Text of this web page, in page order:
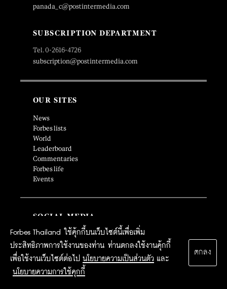
Forbes Thailand ใช้คุ้กกี้บนเว็บไซต์นี้เพื่อเพิ่ม
ประสิทธิภาพการใช้งานของท่าน ท่านตกลงใช้งานคุ้กกี้
เพื่อใช้งานเว็บไซต์ต่อไป นโยบายความเป็นส่วนตัว และ
นโยบายความการใช้คุกกี้
ตกลง
panada_c@postintermedia.com
SUBSCRIPTION DEPARTMENT
Tel. 0-2616-4726
subscription@postintermedia.com
OUR SITES
News
Forbes lists
World
Leaderboard
Commentaries
Forbes life
Events
SOCIAL MEDIA
SUBSCRIPTION